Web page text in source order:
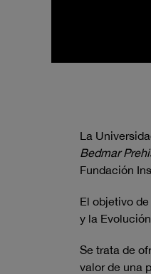
La
Bedmar
Fundación
El objetivo
y la
Se trata de
valor de una